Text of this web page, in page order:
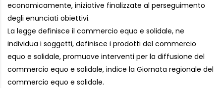
economicamente, iniziative finalizzate al perseguimento
degli enunciati obiettivi.
La legge definisce il commercio equo e solidale, ne
individua i soggetti, definisce i prodotti del commercio
equo e solidale, promuove interventi per la diffusione del
commercio equo e solidale, indice la Giornata regionale del
commercio equo e solidale.